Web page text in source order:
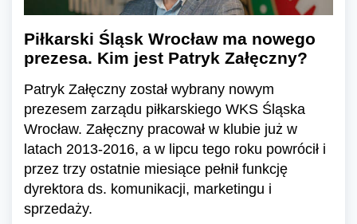
Piłkarski Śląsk Wrocław ma nowego
prezesa. Kim jest Patryk Załęczny?
Patryk Załęczny został wybrany nowym
prezesem zarządu piłkarskiego WKS Śląska
Wrocław. Załęczny pracował w klubie już w
latach 2013-2016, a w lipcu tego roku powrócił i
przez trzy ostatnie miesiące pełnił funkcję
dyrektora ds. komunikacji, marketingu i
sprzedaży.